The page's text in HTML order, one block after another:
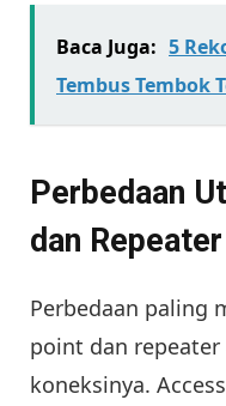
Baca Juga: 5
Tembus Tembok
Perbedaan
dan Repeater
Perbedaan paling
point dan
koneksinya.